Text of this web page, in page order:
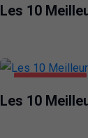
Les 10
Les 10